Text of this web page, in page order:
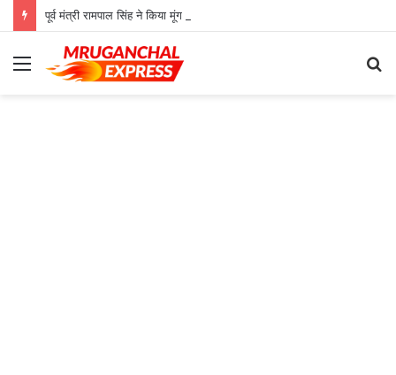
पूर्व मंत्री रामपाल सिंह ने किया मूंग उपार्जन केंद्र का औचक निरीक्षण
Menu